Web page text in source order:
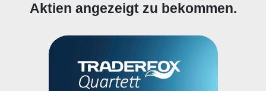
Aktien angezeigt zu bekommen.